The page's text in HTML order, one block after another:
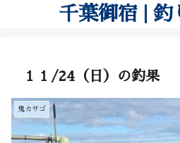
千葉御宿 | 釣
１１/24（日）の釣果
鬼カサゴ